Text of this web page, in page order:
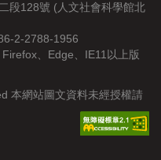
段128號 (人文社會科學館北
2-2788-1956
、Edge、IE11以上版
本網站圖文資料未經授權請